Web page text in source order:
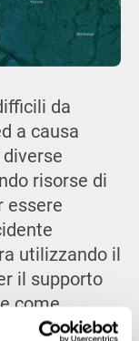
da
a causa
risorse di
essere
utilizzando il
il supporto
come
contro